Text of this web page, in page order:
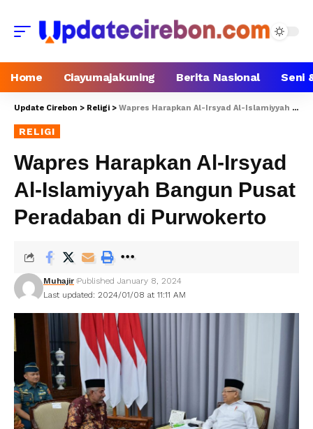
Home Ciayumajakuning Berita Nasional Seni
Update Cirebon > Religi > Wapres Harapkan Al-Irsyad Al-Islamiyyah Bangun Pusat Peradaban di Purwokerto
RELIGI
Wapres Harapkan Al-Irsyad
Al-Islamiyyah Bangun Pusat
Peradaban di Purwokerto
Last updated: 2024/01/08 at 11:11 AM
Muhajir Published January 8, 2024